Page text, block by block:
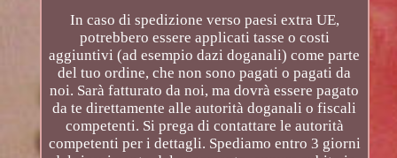
In caso di spedizione verso paesi extra UE,
potrebbero essere applicati tasse o costi
aggiuntivi (ad esempio dazi doganali) come parte
del tuo ordine, che non sono pagati o pagati da
noi. Sarà fatturato da noi, ma dovrà essere pagato
da te direttamente alle autorità doganali o fiscali
competenti. Si prega di contattare le autorità
competenti per i dettagli. Spediamo entro 3 giorni